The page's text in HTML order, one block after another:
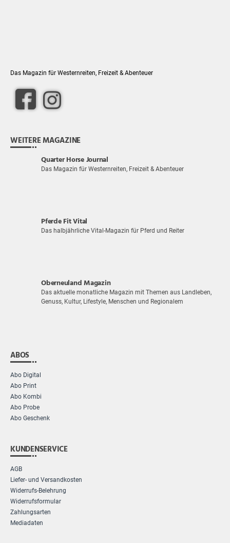
Das Magazin für Westernreiten, Freizeit & Abenteuer
WEITERE MAGAZINE
Quarter Horse Journal
Das Magazin für Westernreiten, Freizeit & Abenteuer
Pferde Fit Vital
Das halbjährliche Vital-Magazin für Pferd und Reiter
Oberneuland Magazin
Das aktuelle monatliche Magazin mit Themen aus Landleben,
Genuss, Kultur, Lifestyle, Menschen und Regionalem
ABOS
Abo Digital
Abo Print
Abo Kombi
Abo Probe
Abo Geschenk
KUNDENSERVICE
AGB
Liefer- und Versandkosten
Widerrufs-Belehrung
Widerrufsformular
Zahlungsarten
Mediadaten